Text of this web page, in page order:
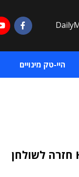
היי-טק מינויים
האם רכישת נוטניקס על ידי HPE חזרה לשולחן